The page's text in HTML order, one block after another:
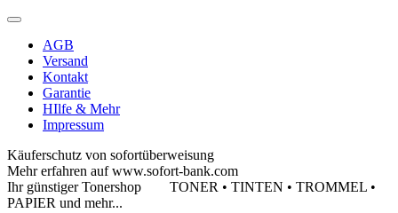
AGB
Versand
Kontakt
Garantie
HIlfe & Mehr
Impressum
Käuferschutz von sofortüberweisung
Mehr erfahren auf www.sofort-bank.com
Ihr günstiger Tonershop TONER • TINTEN • TROMMEL •
PAPIER und mehr...